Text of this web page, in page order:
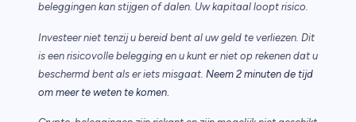
beleggingen kan stijgen of dalen. Uw kapitaal loopt risico.
Investeer niet tenzij u bereid bent al uw geld te verliezen. Dit
is een risicovolle belegging en u kunt er niet op rekenen dat u
beschermd bent als er iets misgaat. Neem 2 minuten de tijd
om meer te weten te komen.